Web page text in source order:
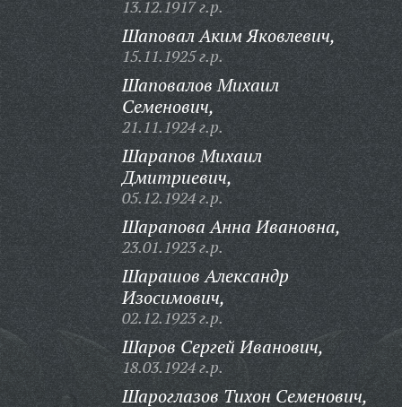
13.12.1917 г.р.
Шаповал Аким Яковлевич,
15.11.1925 г.р.
Шаповалов Михаил
Семенович,
21.11.1924 г.р.
Шарапов Михаил
Дмитриевич,
05.12.1924 г.р.
Шарапова Анна Ивановна,
23.01.1923 г.р.
Шарашов Александр
Изосимович,
02.12.1923 г.р.
Шаров Сергей Иванович,
18.03.1924 г.р.
Шароглазов Тихон Семенович,